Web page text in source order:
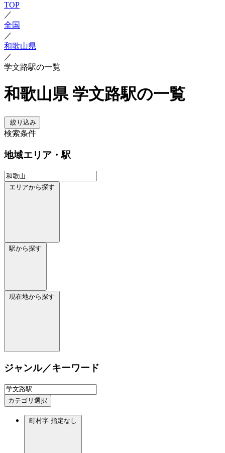
TOP
／
全国
／
和歌山県
／
学文路駅の一覧
和歌山県 学文路駅の一覧
絞り込み
検索条件
地域エリア・駅
エリアから探す
駅から探す
現在地から探す
ジャンル／キーワード
カテゴリ選択
町村字 指定なし